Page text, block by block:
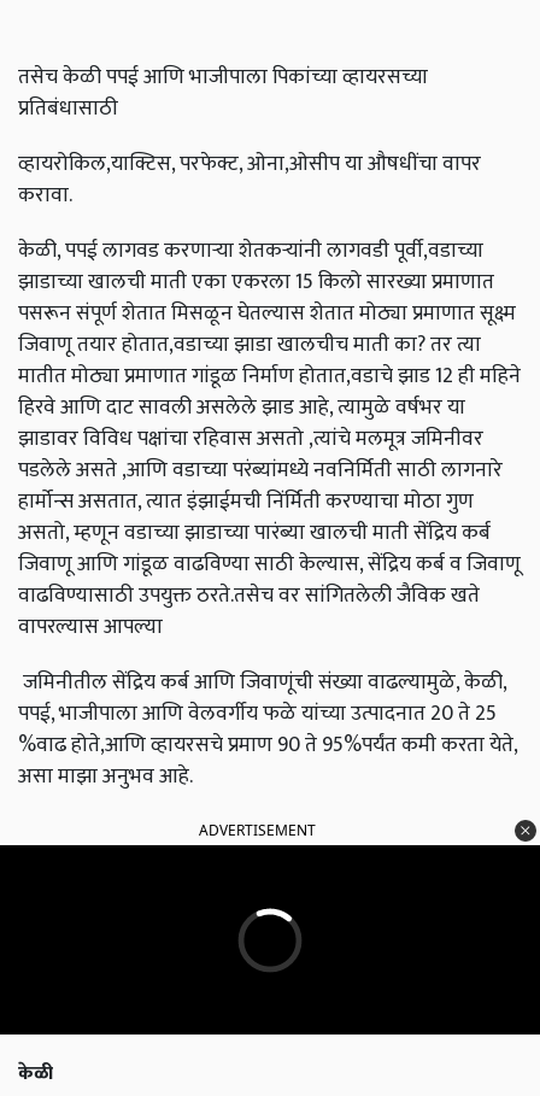
तसेच केळी पपई आणि भाजीपाला पिकांच्या व्हायरसच्या
प्रतिबंधासाठी
व्हायरोकिल,याक्टिस, परफेक्ट, ओना,ओसीप या औषधींचा वापर
करावा.
केळी, पपई लागवड करणाऱ्या शेतकऱ्यांनी लागवडी पूर्वी,वडाच्या
झाडाच्या खालची माती एका एकरला 15 किलो सारख्या प्रमाणात
पसरून संपूर्ण शेतात मिसळून घेतल्यास शेतात मोठ्या प्रमाणात सूक्ष्म
जिवाणू तयार होतात,वडाच्या झाडा खालचीच माती का? तर त्या
मातीत मोठ्या प्रमाणात गांडूळ निर्माण होतात,वडाचे झाड 12 ही महिने
हिरवे आणि दाट सावली असलेले झाड आहे, त्यामुळे वर्षभर या
झाडावर विविध पक्षांचा रहिवास असतो ,त्यांचे मलमूत्र जमिनीवर
पडलेले असते ,आणि वडाच्या परंब्यांमध्ये नवनिर्मिती साठी लागनारे
हार्मोन्स असतात, त्यात इंझाईमची निंर्मिती करण्याचा मोठा गुण
असतो, म्हणून वडाच्या झाडाच्या पारंब्या खालची माती सेंद्रिय कर्ब
जिवाणू आणि गांडूळ वाढविण्या साठी केल्यास, सेंद्रिय कर्ब व जिवाणू
वाढविण्यासाठी उपयुक्त ठरते.तसेच वर सांगितलेली जैविक खते
वापरल्यास आपल्या
जमिनीतील सेंद्रिय कर्ब आणि जिवाणूंची संख्या वाढल्यामुळे, केळी,
पपई, भाजीपाला आणि वेलवर्गीय फळे यांच्या उत्पादनात 20 ते 25
%वाढ होते,आणि व्हायरसचे प्रमाण 90 ते 95%पर्यंत कमी करता येते,
असा माझा अनुभव आहे.
ADVERTISEMENT
केळी